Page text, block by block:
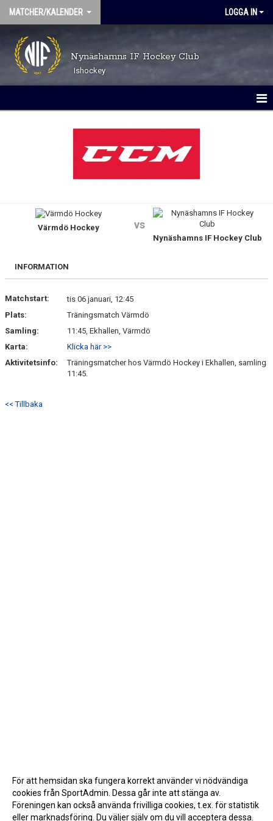
MATCHER/KALENDER LOGGA IN
Nynäshamns IF Hockey Club
Ishockey
Värmdö Hockey vs
Nynäshamns IF Hockey Club
INFORMATION
Matchstart:
tis 06 januari, 12:45
Plats:
Träningsmatch Värmdö
Samling:
11:45, Ekhallen, Värmdö
Karta:
Klicka här >>
Aktivitetsinfo:
Träningsmatcher hos Värmdö Hockey i Ekhallen, samling
11:45.
<< Tillbaka
För att hemsidan ska fungera korrekt använder vi nödvändiga
cookies från SportAdmin. Dessa går inte att stänga av.
Föreningen kan också använda frivilliga cookies, t.ex. för statistik
eller marknadsföring. Du väljer själv om du vill acceptera dessa.